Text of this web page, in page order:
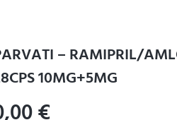
– RAMIPRIL/
10MG+5MG
€